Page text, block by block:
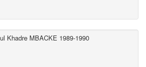
Khadre MBACKE 1989-1990